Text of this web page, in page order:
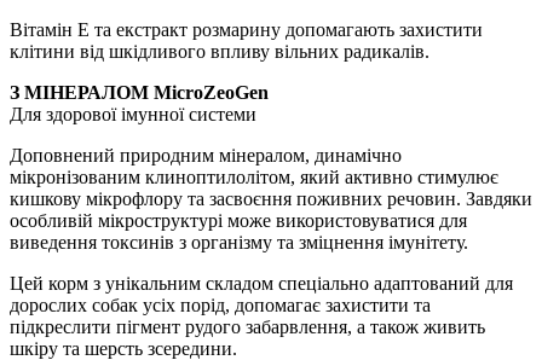
Вітамін Е та екстракт розмарину допомагають захистити
клітини від шкідливого впливу вільних радикалів.
З МІНЕРАЛОМ MicroZeoGen
Для здорової імунної системи
Доповнений природним мінералом, динамічно
мікронізованим клиноптилолітом, який активно стимулює
кишкову мікрофлору та засвоєння поживних речовин. Завдяки
особливій мікроструктурі може використовуватися для
виведення токсинів з організму та зміцнення імунітету.
Цей корм з унікальним складом спеціально адаптований для
дорослих собак усіх порід, допомагає захистити та
підкреслити пігмент рудого забарвлення, а також живить
шкіру та шерсть зсередини.